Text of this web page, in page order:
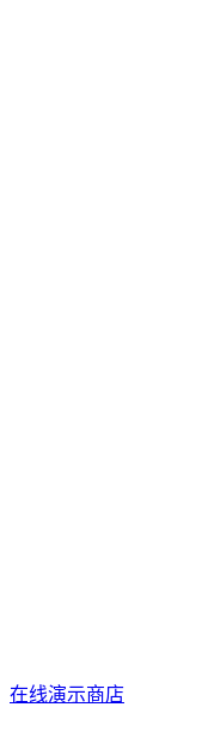
在线演示商店